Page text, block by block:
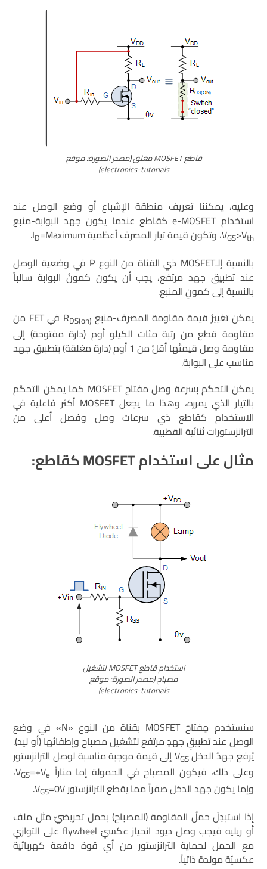
قاطع MOSFET مغلق (مصدر الصورة: موقع
electronics-tutorials)
وعليه، يمكننا تعريف منطقة الإشباع أو وضع الوصل عند
استخدام e-MOSFET كقاطع عندما يكون جهد البوابة-منبع
VGS>Vth ، وتكون قيمة تيار المصرف أعظمية I D=Maximum.
بالنسبة إلـMOSFET ذي القناة من النوع P في وضعية الوصل
عند تطبيق جهد مرتفع، يجب أن يكون كمونُ البوابة سالباً
بالنسبة إلى كمونِ المنبع.
يمكن تغييرُ قيمة مقاومة المصرف-منبع R DS(on)
في FET من
مقاومة قطع من رتبة مئات الكيلو أوم (دارة مفتوحة) إلى
مقاومة وصل قيمتُها أقلُّ من 1 أوم (دارة مغلقة) بتطبيق جهد
مناسب على البوابة.
يمكن التحكُّم بسرعة وصل مفتاح MOSFET كما يمكن التحكُّم
بالتيار الذي يمرره، وهذا ما يجعل MOSFET أكثر فاعلية في
الاستخدام كقاطع ذي سرعات وصل وفصل أعلى من
الترانزستورات ثنائية القطبية.
مثال على استخدامMOSFETكقاطع:
استخدام قاطع MOSFET لتشغيل
مصباح (مصدر الصورة: موقع
electronics-tutorials)
سنستخدم مِفتاحَ MOSFET بقناة من النوع «N» في وضع
الوصل عند تطبيقِ جهدٍ مرتفع لتشغيل مصباح وإطفائها (أو ليد).
يُرفع جهدُ الدخل VGS إلى قيمة موجبة مناسبة لوصل الترانزستور
وعلى ذلك، فيكون المصباح في الحمولة إما مناراً V
GS=+Ve
،
وإما يكون جهد الدخل صفراً مما يقطع الترانزستور V
GS=0V.
إذا استبدِلَ حملُ المقاومة (المصباح) بحمل تحريضيّ مثل ملف
أو ريليه فيجب وصل ديود انحياز عكسيّ flywheel على التوازي
مع الحمل لحماية الترانزستور من أي قوة دافعة كهربائية
عكسيّة مولدة ذاتياً.